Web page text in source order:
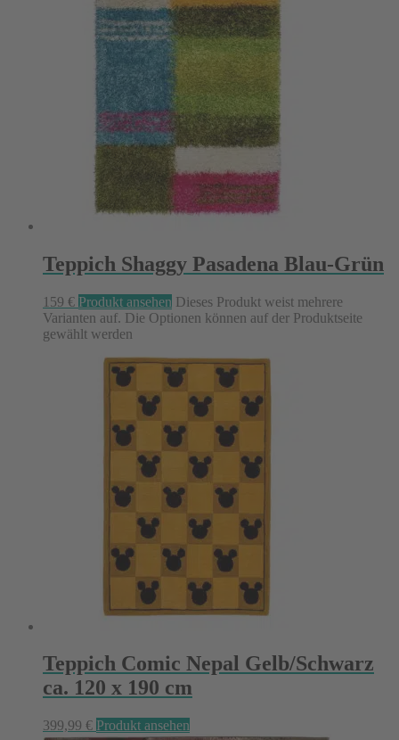
Teppich Shaggy Pasadena Blau-Grün
159 € Produkt ansehen Dieses Produkt weist mehrere
Varianten auf. Die Optionen können auf der Produktseite
gewählt werden
Teppich Comic Nepal Gelb/Schwarz
ca. 120 x 190 cm
399,99 € Produkt ansehen